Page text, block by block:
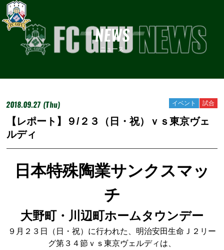
NEWS
ニュース
2018.09.27 (Thu) 試合
イベント
【レポート】９/２３（日・祝）ｖｓ東京ヴェ
ルディ
日本特殊陶業サンクスマッ
チ
大野町・川辺町ホームタウンデー
９月２３日（日・祝）に行われた、明治安田生命Ｊ２リー
グ第３４節ｖｓ東京ヴェルディは、